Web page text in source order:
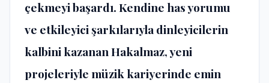
çekmeyi başardı. Kendine has yorumu
ve etkileyici şarkılarıyla dinleyicilerin
kalbini kazanan Hakalmaz, yeni
projeleriyle müzik kariyerinde emin